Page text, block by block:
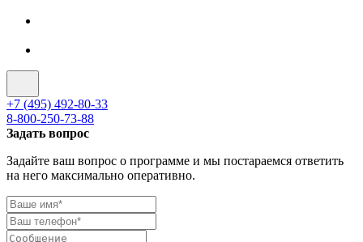
+7 (495) 492-80-33
8-800-250-73-88
Задать вопрос
Задайте ваш вопрос о программе и мы постараемся ответить
на него максимально оперативно.